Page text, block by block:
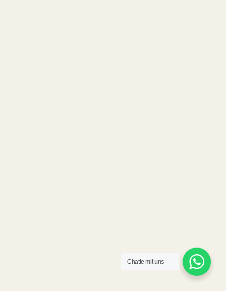
Chatte mit uns